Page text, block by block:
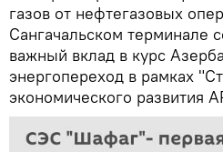
газов от нефтегазовых
Сангачальском терминале
важный вклад в курс
энергопереход в рамках
экономического развития